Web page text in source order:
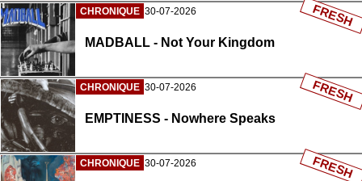
CHRONIQUE 30-07-2026
MADBALL - Not Your Kingdom
FRESH
CHRONIQUE 30-07-2026
EMPTINESS - Nowhere Speaks
FRESH
CHRONIQUE 30-07-2026 FRESH